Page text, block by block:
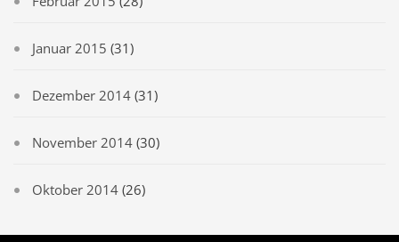
Januar 2015 (31)
Dezember 2014 (31)
November 2014 (30)
Oktober 2014 (26)